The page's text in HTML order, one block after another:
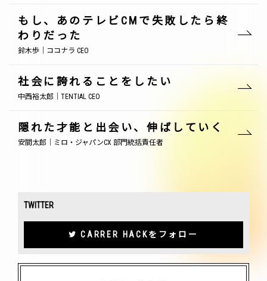
もし、あのテレビCMで失敗したら終
わりだった
鈴木歩｜ココナラ CEO
社会に誇れることをしたい
中西裕太郎｜TENTIAL CEO
隠れた才能と出会い、伸ばしていく
安間太郎｜ミロ・ジャパンCX 部門統括責任者
TWITTER
CARRER HACKをフォロー